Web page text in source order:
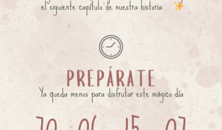
el siguiente capítulo de nuestra historia…
Ya queda menos para disfrutar este mágico día